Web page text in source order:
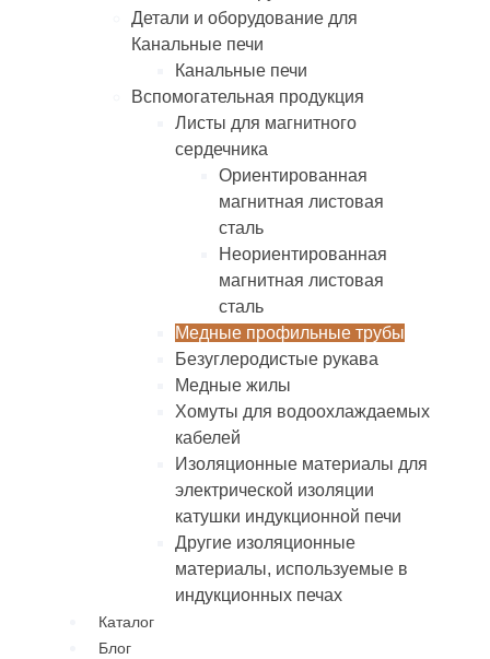
Детали и оборудование для
Канальные печи
Канальные печи
Вспомогательная продукция
Листы для магнитного
сердечника
Ориентированная
магнитная листовая
сталь
Неориентированная
магнитная листовая
сталь
Медные профильные трубы
Безуглеродистые рукава
Медные жилы
Хомуты для водоохлаждаемых
кабелей
Изоляционные материалы для
электрической изоляции
катушки индукционной печи
Другие изоляционные
материалы, используемые в
индукционных печах
Каталог
Блог